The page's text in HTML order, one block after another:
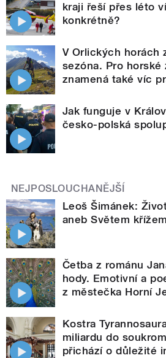
kraji řeší přes léto
konkrétně?
V Orlických horách
sezóna. Pro horské
znamená také víc
Jak funguje v
česko-polská
NEJPOSLOUCHANĚJŠÍ
Leoš Šimánek:
aneb Světem
Četba z románu
hody. Emotivní a
z městečka Horní
Kostra
miliardu do
přichází o důležité